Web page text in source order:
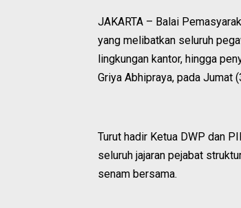
JAKARTA – Balai
yang melibatkan seluruh
lingkungan kantor, hingga
Griya Abhipraya, pada Jumat
Turut hadir Ketua DWP dan
seluruh jajaran pejabat
senam bersama.